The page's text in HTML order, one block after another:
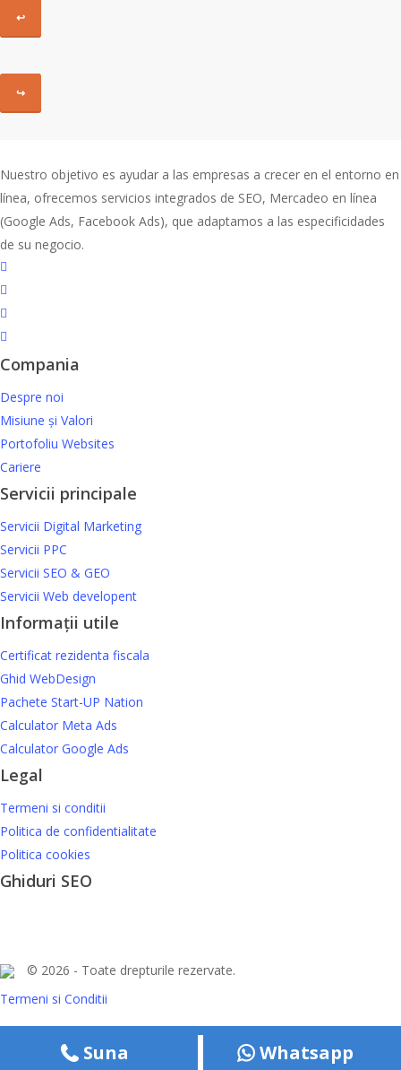
↩
↪
Nuestro objetivo es ayudar a las empresas a crecer en el entorno en
línea, ofrecemos servicios integrados de SEO, Mercadeo en línea
(Google Ads, Facebook Ads), que adaptamos a las especificidades
de su negocio.
Compania
Despre noi
Misiune și Valori
Portofoliu Websites
Cariere
Servicii principale
Servicii Digital Marketing
Servicii PPC
Servicii SEO & GEO
Servicii Web developent
Informații utile
Certificat rezidenta fiscala
Ghid WebDesign
Pachete Start-UP Nation
Calculator Meta Ads
Calculator Google Ads
Legal
Termeni si conditii
Politica de confidentialitate
Politica cookies
Ghiduri SEO
© 2026 - Toate drepturile rezervate.
Termeni si Conditii
Suna Whatsapp